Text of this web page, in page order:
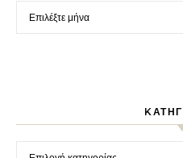
Ιστορικό
Kατηγορίες